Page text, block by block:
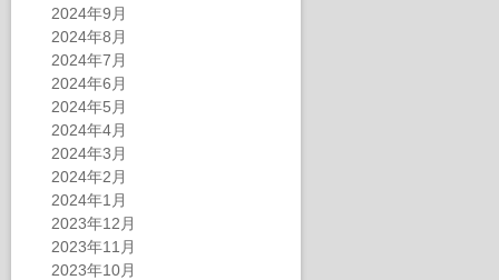
2024年9月
2024年8月
2024年7月
2024年6月
2024年5月
2024年4月
2024年3月
2024年2月
2024年1月
2023年12月
2023年11月
2023年10月